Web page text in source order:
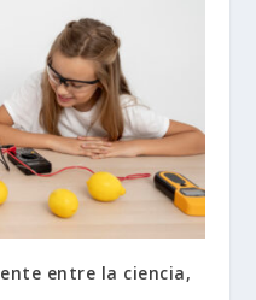
entre la ciencia,